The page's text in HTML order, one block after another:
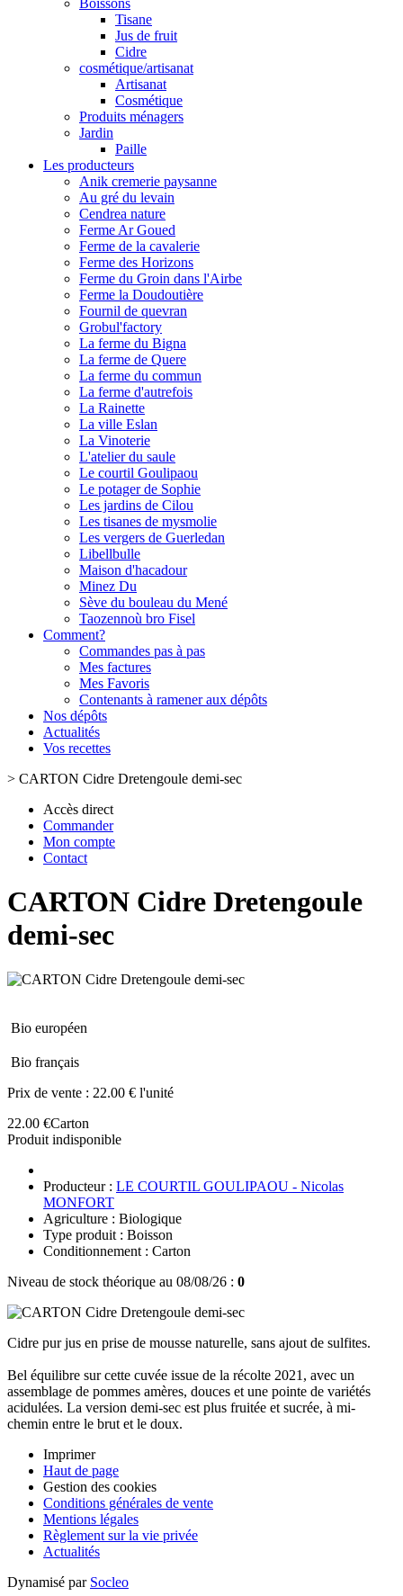
Boissons
Tisane
Jus de fruit
Cidre
cosmétique/artisanat
Artisanat
Cosmétique
Produits ménagers
Jardin
Paille
Les producteurs
Anik cremerie paysanne
Au gré du levain
Cendrea nature
Ferme Ar Goued
Ferme de la cavalerie
Ferme des Horizons
Ferme du Groin dans l'Airbe
Ferme la Doudoutière
Fournil de quevran
Grobul'factory
La ferme du Bigna
La ferme de Quere
La ferme du commun
La ferme d'autrefois
La Rainette
La ville Eslan
La Vinoterie
L'atelier du saule
Le courtil Goulipaou
Le potager de Sophie
Les jardins de Cilou
Les tisanes de mysmolie
Les vergers de Guerledan
Libellbulle
Maison d'hacadour
Minez Du
Sève du bouleau du Mené
Taozennoù bro Fisel
Comment?
Commandes pas à pas
Mes factures
Mes Favoris
Contenants à ramener aux dépôts
Nos dépôts
Actualités
Vos recettes
> CARTON Cidre Dretengoule demi-sec
Accès direct
Commander
Mon compte
Contact
CARTON Cidre Dretengoule
demi-sec
Bio européen
Bio français
Prix de vente : 22.00 € l'unité
22.00 €Carton
Produit indisponible
Producteur : LE COURTIL GOULIPAOU - Nicolas
MONFORT
Agriculture : Biologique
Type produit : Boisson
Conditionnement : Carton
Niveau de stock théorique au 08/08/26 : 0
Cidre pur jus en prise de mousse naturelle, sans ajout de sulfites.
Bel équilibre sur cette cuvée issue de la récolte 2021, avec un
assemblage de pommes amères, douces et une pointe de variétés
acidulées. La version demi-sec est plus fruitée et sucrée, à mi-
chemin entre le brut et le doux.
Imprimer
Haut de page
Gestion des cookies
Conditions générales de vente
Mentions légales
Règlement sur la vie privée
Actualités
Dynamisé par Socleo